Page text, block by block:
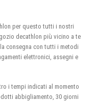
per questo tutti i nostri
decathlon più vicino a te
consegna con tutti i metodi
elettronici, assegni e
i tempi indicati al momento
abbigliamento, 30 giorni